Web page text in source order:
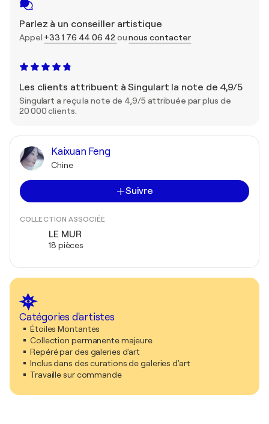
Parlez à un conseiller artistique
Appel +33 1 76 44 06 42 ounous contacter
Les clients attribuent à Singulart la note de 4,9/5
Singulart a reçu la note de 4,9/5 attribuée par plus de
20 000 clients.
Kaixuan Feng
Chine
Suivre
COLLECTION ASSOCIÉE
LE MUR
18 pièces
Catégories d'artistes
Étoiles Montantes
Collection permanente majeure
Repéré par des galeries d'art
Inclus dans des curations de galeries d'art
Travaille sur commande